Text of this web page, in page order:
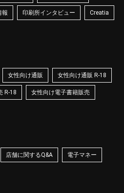
報 印刷所インタビュー Creatia
女性向け通販 女性向け通販 R-18
R-18 女性向け電子書籍販売
店舗に関するQ&A 電子マネー